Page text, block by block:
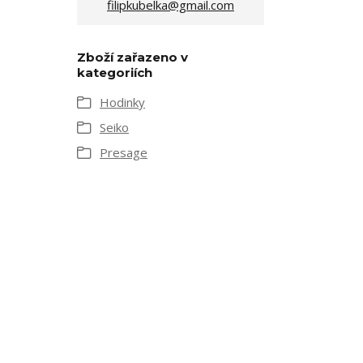
filipkubelka@gmail.com
Zboží zařazeno v
kategoriích
Hodinky
Seiko
Presage